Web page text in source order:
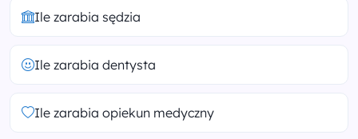
Ile zarabia sędzia
Ile zarabia dentysta
Ile zarabia opiekun medyczny